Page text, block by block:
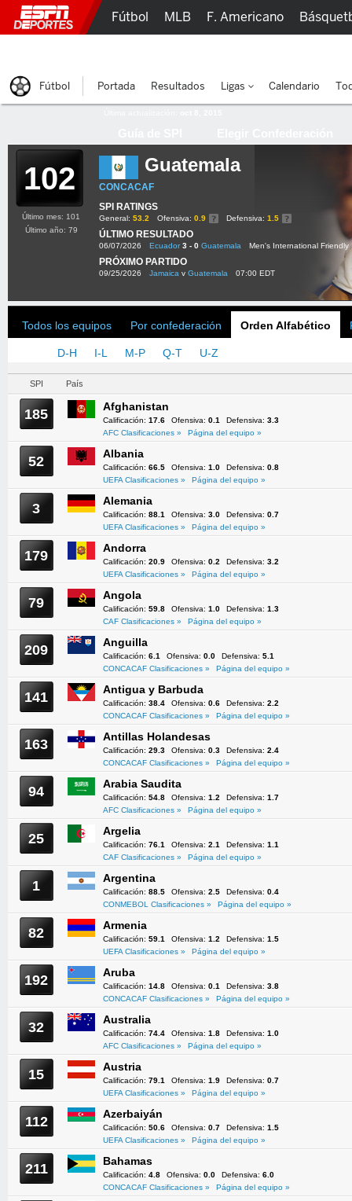
102 Guatemala
CONCACAF
SPI RATINGS
General: 53.2 Ofensiva: 0.9 Defensiva: 1.5
ÚLTIMO RESULTADO
06/07/2026 Ecuador 3 - 0 Guatemala Men's International Friendly
PRÓXIMO PARTIDO
09/25/2026 Jamaica v Guatemala 07:00 EDT
Último mes: 101
Último año: 79
Todos los equipos Por confederación Orden Alfabético
D-H I-L M-P Q-T U-Z
SPI País
185 Afghanistan
Calificación: 17.6 Ofensiva: 0.1 Defensiva: 3.3
AFC Clasificaciones »
Página del equipo »
52 Albania
Calificación: 66.5 Ofensiva: 1.0 Defensiva: 0.8
UEFA Clasificaciones »
Página del equipo »
3 Alemania
Calificación: 88.1 Ofensiva: 3.0 Defensiva: 0.7
UEFA Clasificaciones »
Página del equipo »
179 Andorra
Calificación: 20.9 Ofensiva: 0.2 Defensiva: 3.2
UEFA Clasificaciones »
Página del equipo »
79 Angola
Calificación: 59.8 Ofensiva: 1.0 Defensiva: 1.3
CAF Clasificaciones »
Página del equipo »
209 Anguilla
Calificación: 6.1 Ofensiva: 0.0 Defensiva: 5.1
CONCACAF Clasificaciones »
Página del equipo »
141 Antigua y Barbuda
Calificación: 38.4 Ofensiva: 0.6 Defensiva: 2.2
CONCACAF Clasificaciones »
Página del equipo »
163 Antillas Holandesas
Calificación: 29.3 Ofensiva: 0.3 Defensiva: 2.4
CONCACAF Clasificaciones »
Página del equipo »
94 Arabia Saudita
Calificación: 54.8 Ofensiva: 1.2 Defensiva: 1.7
AFC Clasificaciones »
Página del equipo »
25 Argelia
Calificación: 76.1 Ofensiva: 2.1 Defensiva: 1.1
CAF Clasificaciones »
Página del equipo »
1 Argentina
Calificación: 88.5 Ofensiva: 2.5 Defensiva: 0.4
CONMEBOL Clasificaciones »
Página del equipo »
82 Armenia
Calificación: 59.1 Ofensiva: 1.2 Defensiva: 1.5
UEFA Clasificaciones »
Página del equipo »
192 Aruba
Calificación: 14.8 Ofensiva: 0.1 Defensiva: 3.8
CONCACAF Clasificaciones »
Página del equipo »
32 Australia
Calificación: 74.4 Ofensiva: 1.8 Defensiva: 1.0
AFC Clasificaciones »
Página del equipo »
15 Austria
Calificación: 79.1 Ofensiva: 1.9 Defensiva: 0.7
UEFA Clasificaciones »
Página del equipo »
112 Azerbaiyán
Calificación: 50.6 Ofensiva: 0.7 Defensiva: 1.5
UEFA Clasificaciones »
Página del equipo »
211 Bahamas
Calificación: 4.8 Ofensiva: 0.0 Defensiva: 6.0
CONCACAF Clasificaciones »
Página del equipo »
Fútbol MLB F. Americano
Fútbol Portada Resultados Ligas Calendario